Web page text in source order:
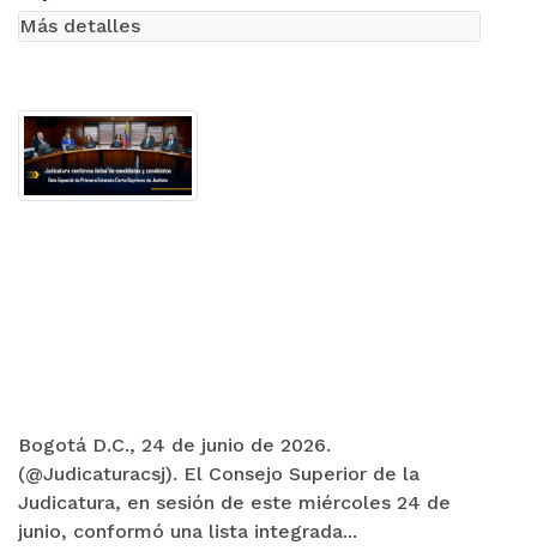
cargos de magistrada y magistrado en la Corte
Bogotá D.C., 24 de junio de 2026.
(@Judicaturacsj). El Consejo Superior de la